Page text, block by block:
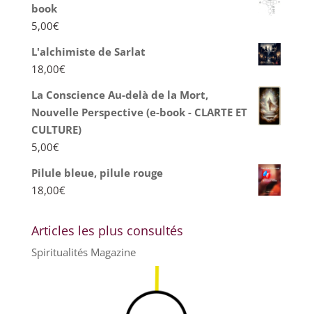
book
5,00€
L'alchimiste de Sarlat
18,00€
La Conscience Au-delà de la Mort,
Nouvelle Perspective (e-book - CLARTE ET
CULTURE)
5,00€
Pilule bleue, pilule rouge
18,00€
Articles les plus consultés
Spiritualités Magazine